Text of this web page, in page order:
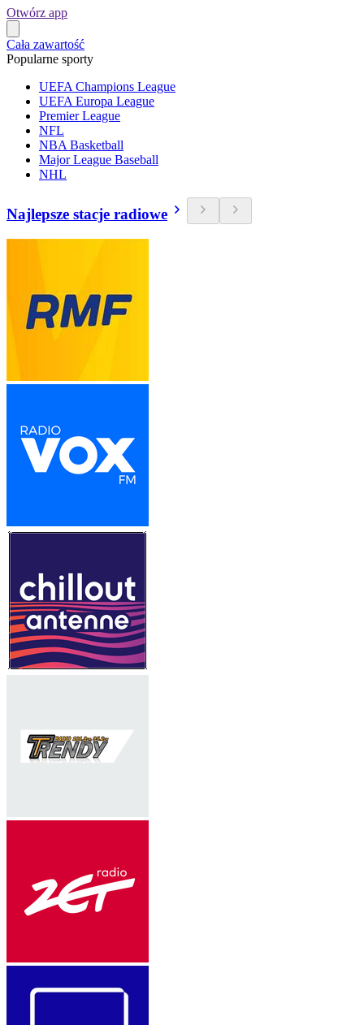
Otwórz app
Cała zawartość
Popularne sporty
UEFA Champions League
UEFA Europa League
Premier League
NFL
NBA Basketball
Major League Baseball
NHL
Najlepsze stacje radiowe